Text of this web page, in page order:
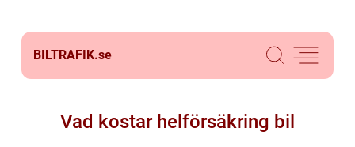
BILTRAFIK.se
Vad kostar helförsäkring bil